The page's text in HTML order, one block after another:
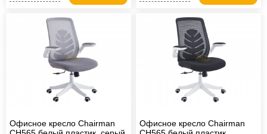
Офисное кресло Chairman
Офисное кресло Chairman